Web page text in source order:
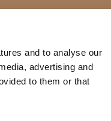
and to analyse our
advertising and
to them or that
Regolamento (EU)
e finalità di marketing